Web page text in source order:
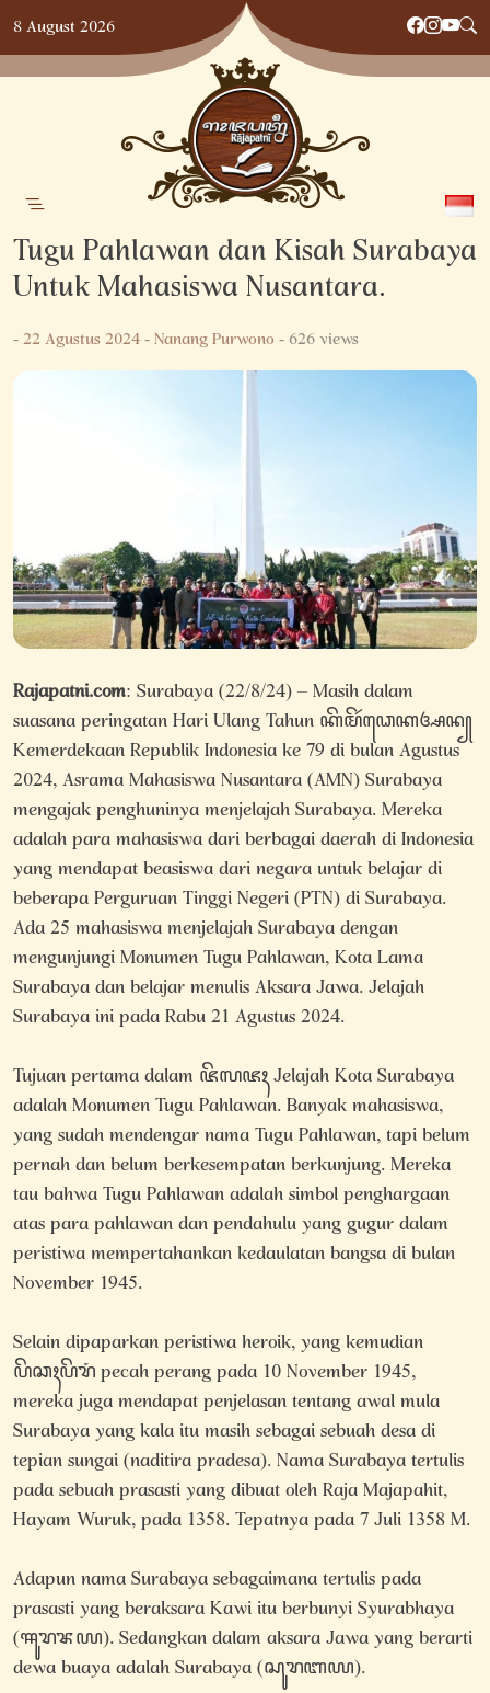
Skip
to
content
8 August 2026
Tugu Pahlawan dan Kisah Surabaya
Untuk Mahasiswa Nusantara.
-22 Agustus 2024-Nanang Purwono- 626 views
Rajapatni.com: Surabaya (22/8/24) – Masih dalam
suasana peringatan Hari Ulang Tahun ꦏꦼꦩꦼꦂꦣꦺꦏꦄꦤ꧀
Kemerdekaan Republik Indonesia ke 79 di bulan Agustus
2024, Asrama Mahasiswa Nusantara (AMN) Surabaya
mengajak penghuninya menjelajah Surabaya. Mereka
adalah para mahasiswa dari berbagai daerah di Indonesia
yang mendapat beasiswa dari negara untuk belajar di
beberapa Perguruan Tinggi Negeri (PTN) di Surabaya.
Ada 25 mahasiswa menjelajah Surabaya dengan
mengunjungi Monumen Tugu Pahlawan, Kota Lama
Surabaya dan belajar menulis Aksara Jawa. Jelajah
Surabaya ini pada Rabu 21 Agustus 2024.
Tujuan pertama dalam ꦗꦼꦭꦗꦃ Jelajah Kota Surabaya
adalah Monumen Tugu Pahlawan. Banyak mahasiswa,
yang sudah mendengar nama Tugu Pahlawan, tapi belum
pernah dan belum berkesempatan berkunjung. Mereka
tau bahwa Tugu Pahlawan adalah simbol penghargaan
atas para pahlawan dan pendahulu yang gugur dalam
peristiwa mempertahankan kedaulatan bangsa di bulan
November 1945.
Selain dipaparkan peristiwa heroik, yang kemudian
ꦥꦼꦕꦃꦥꦼꦫꦁ pecah perang pada 10 November 1945,
mereka juga mendapat penjelasan tentang awal mula
Surabaya yang kala itu masih sebagai sebuah desa di
tepian sungai (naditira pradesa). Nama Surabaya tertulis
pada sebuah prasasti yang dibuat oleh Raja Majapahit,
Hayam Wuruk, pada 1358. Tepatnya pada 7 Juli 1358 M.
Adapun nama Surabaya sebagaimana tertulis pada
prasasti yang beraksara Kawi itu berbunyi Syurabhaya
(ꦯꦸꦫꦨꦪ). Sedangkan dalam aksara Jawa yang berarti
dewa buaya adalah Surabaya (ꦱꦸꦫꦧꦪ).